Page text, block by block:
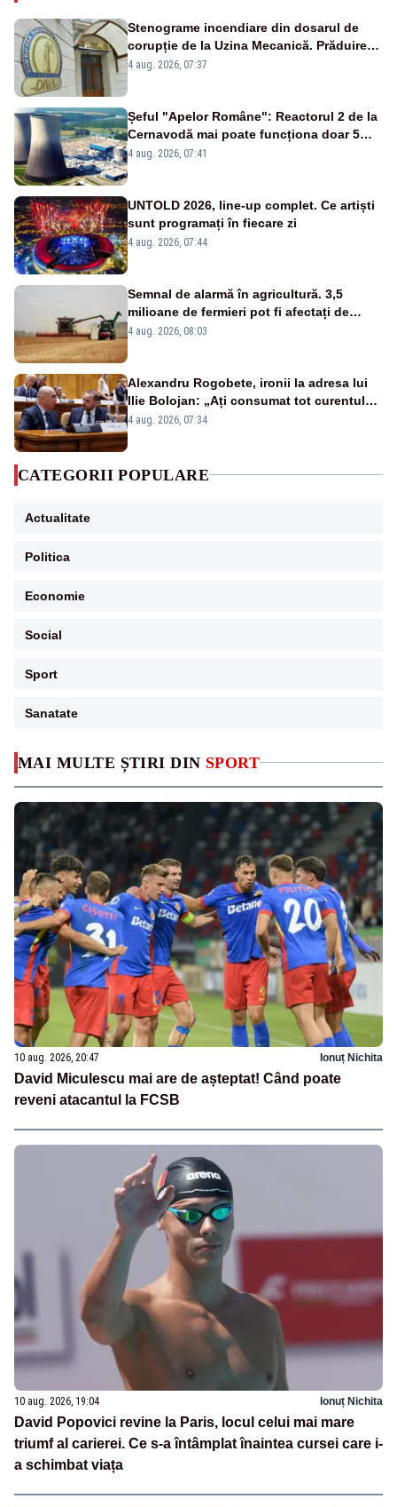
MAI MULTE ȘTIRI DIN SPORT
10 aug. 2026, 20:47 Ionuț Nichita
David Miculescu mai are de așteptat! Când poate
reveni atacantul la FCSB
10 aug. 2026, 19:04 Ionuț Nichita
David Popovici revine la Paris, locul celui mai mare
triumf al carierei. Ce s-a întâmplat înaintea cursei care i-
a schimbat viața
Stenograme incendiare din dosarul de
corupție de la Uzina Mecanică. Prăduirea
banilor din programul SAFE, interceptată
4 aug. 2026, 07:37
Șeful "Apelor Române": Reactorul 2 de la
Cernavodă mai poate funcționa doar 5
zile
4 aug. 2026, 07:41
UNTOLD 2026, line-up complet. Ce artiști
sunt programați în fiecare zi
4 aug. 2026, 07:44
Semnal de alarmă în agricultură. 3,5
milioane de fermieri pot fi afectați de
strategia pentru conservarea
4 aug. 2026, 08:03
Alexandru Rogobete, ironii la adresa lui
Ilie Bolojan: „Ați consumat tot curentul
urmărind șobolani imaginari”
4 aug. 2026, 07:34
CATEGORII POPULARE
Actualitate
Politica
Economie
Social
Sport
Sanatate